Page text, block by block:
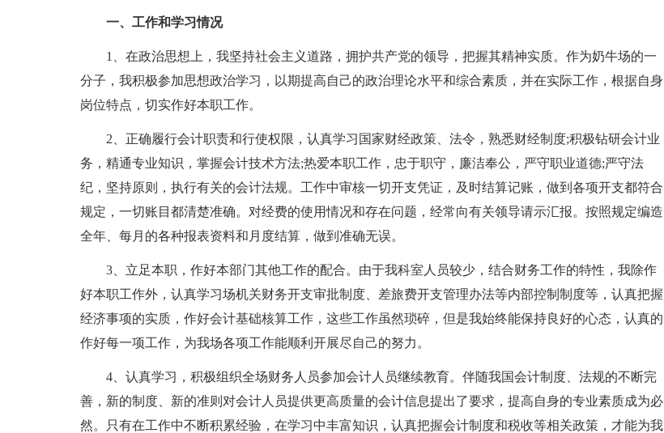
一、工作和学习情况
1、在政治思想上，我坚持社会主义道路，拥护共产党的领导，把握其精神实质。作为奶牛场的一
分子，我积极参加思想政治学习，以期提高自己的政治理论水平和综合素质，并在实际工作，根据自身
岗位特点，切实作好本职工作。
2、正确履行会计职责和行使权限，认真学习国家财经政策、法令，熟悉财经制度;积极钻研会计业
务，精通专业知识，掌握会计技术方法;热爱本职工作，忠于职守，廉洁奉公，严守职业道德;严守法
纪，坚持原则，执行有关的会计法规。工作中审核一切开支凭证，及时结算记账，做到各项开支都符合
规定，一切账目都清楚准确。对经费的使用情况和存在问题，经常向有关领导请示汇报。按照规定编造
全年、每月的各种报表资料和月度结算，做到准确无误。
3、立足本职，作好本部门其他工作的配合。由于我科室人员较少，结合财务工作的特性，我除作
好本职工作外，认真学习场机关财务开支审批制度、差旅费开支管理办法等内部控制制度等，认真把握
经济事项的实质，作好会计基础核算工作，这些工作虽然琐碎，但是我始终能保持良好的心态，认真的
作好每一项工作，为我场各项工作能顺利开展尽自己的努力。
4、认真学习，积极组织全场财务人员参加会计人员继续教育。伴随我国会计制度、法规的不断完
善，新的制度、新的准则对会计人员提供更高质量的会计信息提出了要求，提高自身的专业素质成为必
然。只有在工作中不断积累经验，在学习中丰富知识，认真把握会计制度和税收等相关政策，才能为我